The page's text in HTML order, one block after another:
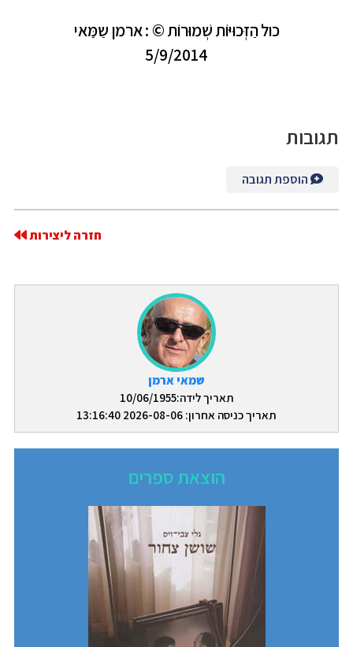
שמאי ארמן
תאריך לידה:10/06/1955
תאריך כניסה אחרון: 2026-08-06 13:16:40
הוצאת ספרים
כולהַזְּכוּיּוֹתשְׁמוּרוֹת: ©ארמןשַמַּאי
5/9/2014
תגובות
הוספת תגובה
חזרה ליצירות